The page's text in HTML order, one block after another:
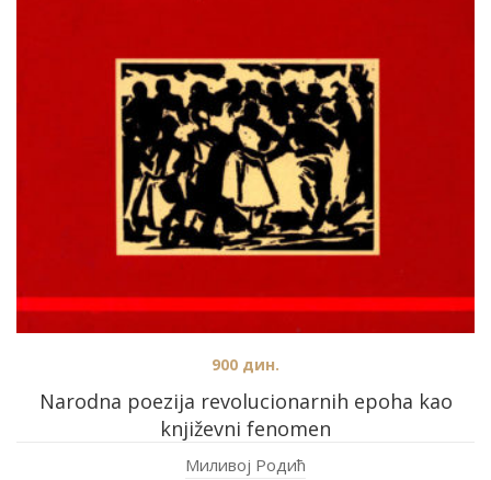
Narodna poezija revolucionarnih epoha kao
književni fenomen
900 дин.
Миливој Родић